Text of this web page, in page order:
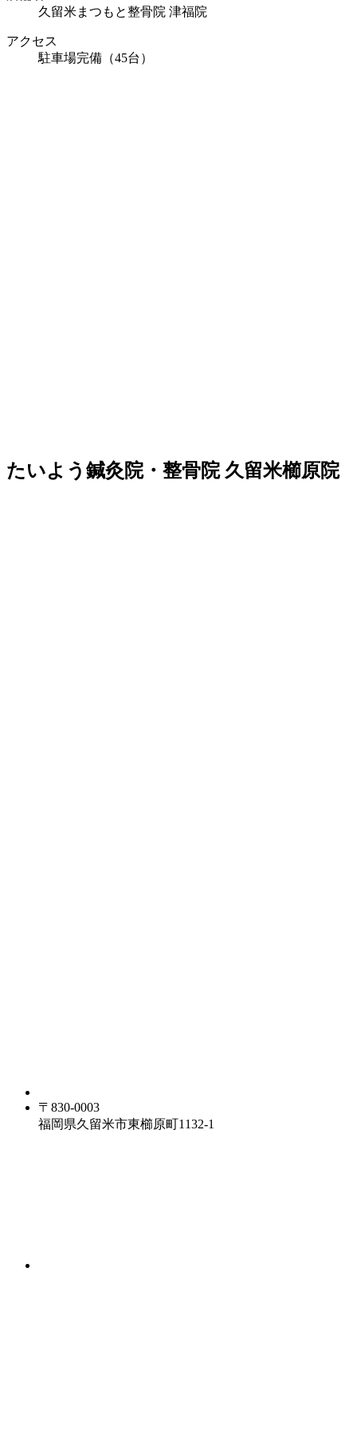
久留米まつもと整骨院 津福院
アクセス
駐車場完備（45台）
たいよう鍼灸院・整骨院 久留米櫛原院
〒830-0003
福岡県久留米市東櫛原町1132-1